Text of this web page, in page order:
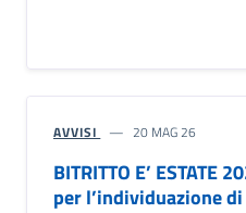
AVVISI 20 MAG 26
BITRITTO E’ ESTATE
per l’individuazione